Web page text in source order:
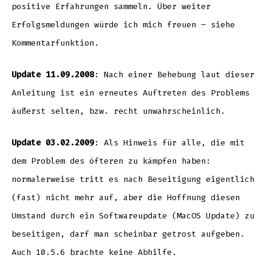
positive Erfahrungen sammeln. Über weiter
Erfolgsmeldungen würde ich mich freuen – siehe
Kommentarfunktion.
Update 11.09.2008: Nach einer Behebung laut dieser
Anleitung ist ein erneutes Auftreten des Problems
äußerst selten, bzw. recht unwahrscheinlich.
Update 03.02.2009: Als Hinweis für alle, die mit
dem Problem des öfteren zu kämpfen haben:
normalerweise tritt es nach Beseitigung eigentlich
(fast) nicht mehr auf, aber die Hoffnung diesen
Umstand durch ein Softwareupdate (MacOS Update) zu
beseitigen, darf man scheinbar getrost aufgeben.
Auch 10.5.6 brachte keine Abhilfe.